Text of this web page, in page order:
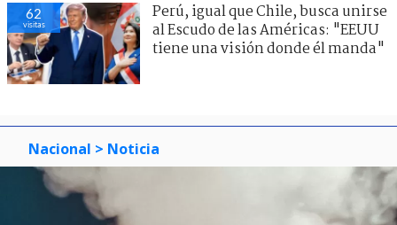
62
visitas
Perú, igual que Chile, busca unirse
al Escudo de las Américas: "EEUU
tiene una visión donde él manda"
Nacional > Noticia